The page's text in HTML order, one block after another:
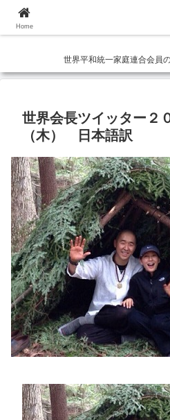
世界平和統一家庭連合会員
世界会長ツイッター２
（木） 日本語訳
Home